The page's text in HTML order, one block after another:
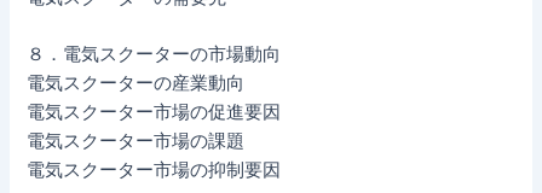
８．電気スクーターの市場動向
電気スクーターの産業動向
電気スクーター市場の促進要因
電気スクーター市場の課題
電気スクーター市場の抑制要因